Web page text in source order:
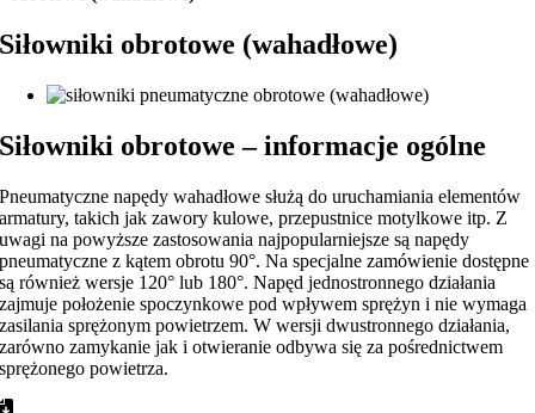
Siłowniki obrotowe (wahadłowe)
Siłowniki obrotowe – informacje ogólne
Pneumatyczne napędy wahadłowe służą do uruchamiania elementów
armatury, takich jak zawory kulowe, przepustnice motylkowe itp. Z
uwagi na powyższe zastosowania najpopularniejsze są napędy
pneumatyczne z kątem obrotu 90°. Na specjalne zamówienie dostępne
są również wersje 120° lub 180°. Napęd jednostronnego działania
zajmuje położenie spoczynkowe pod wpływem sprężyn i nie wymaga
zasilania sprężonym powietrzem. W wersji dwustronnego działania,
zarówno zamykanie jak i otwieranie odbywa się za pośrednictwem
sprężonego powietrza.